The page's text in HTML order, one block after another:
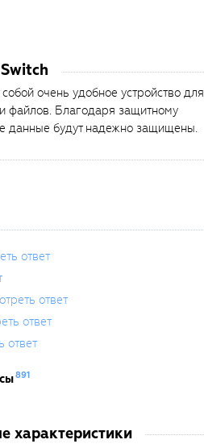
очень удобное устройство для
файлов. Благодаря защитному
данные будут надежно защищены.
ответ
ответ
ответ
ответ
891
характеристики